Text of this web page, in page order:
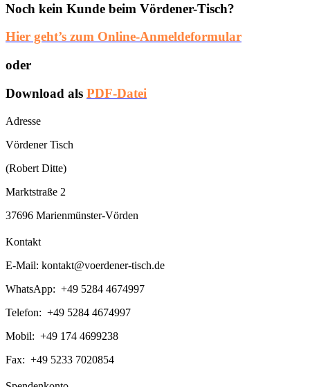
Noch kein Kunde beim Vördener-Tisch?
Hier geht’s zum Online-Anmeldeformular
oder
Download als PDF-Datei
Adresse
Vördener Tisch
(Robert Ditte)
Marktstraße 2
37696 Marienmünster-Vörden
Kontakt
E-Mail: kontakt@voerdener-tisch.de
WhatsApp: +49 5284 4674997
Telefon: +49 5284 4674997
Mobil: +49 174 4699238
Fax: +49 5233 7020854